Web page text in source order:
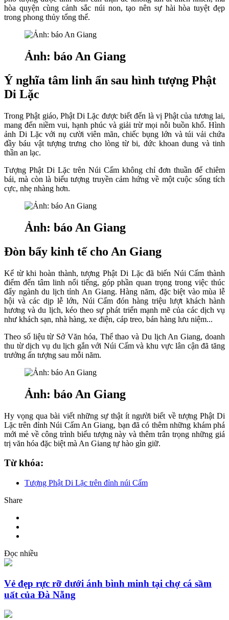
hòa quyện cùng cảnh sắc núi non, tạo nên sự hài hòa tuyệt đẹp
trong phong thủy tổng thể.
Ảnh: báo An Giang
Ý nghĩa tâm linh ẩn sau hình tượng Phật
Di Lặc
Trong Phật giáo, Phật Di Lặc được biết đến là vị Phật của tương lai,
mang đến niềm vui, hạnh phúc và giải trừ mọi nỗi buồn khổ. Hình
ảnh Di Lặc với nụ cười viên mãn, chiếc bụng lớn và túi vải chứa
đầy báu vật tượng trưng cho lòng từ bi, đức khoan dung và tinh
thần an lạc.
Tượng Phật Di Lặc trên Núi Cấm không chỉ đơn thuần để chiêm
bái, mà còn là biểu tượng truyền cảm hứng về một cuộc sống tích
cực, nhẹ nhàng hơn.
Ảnh: báo An Giang
Đòn bẩy kinh tế cho An Giang
Kể từ khi hoàn thành, tượng Phật Di Lặc đã biến Núi Cấm thành
điểm đến tâm linh nổi tiếng, góp phần quan trọng trong việc thúc
đẩy ngành du lịch tỉnh An Giang. Hàng năm, đặc biệt vào mùa lễ
hội và các dịp lễ lớn, Núi Cấm đón hàng triệu lượt khách hành
hương và du lịch, kéo theo sự phát triển mạnh mẽ của các dịch vụ
như khách sạn, nhà hàng, xe điện, cáp treo, bán hàng lưu niệm...
Theo số liệu từ Sở Văn hóa, Thể thao và Du lịch An Giang, doanh
thu từ dịch vụ du lịch gắn với Núi Cấm và khu vực lân cận đã tăng
trưởng ấn tượng sau mỗi năm.
Ảnh: báo An Giang
Hy vọng qua bài viết những sự thật ít người biết về tượng Phật Di
Lặc trên đỉnh Núi Cấm An Giang, bạn đã có thêm những khám phá
mới mẻ về công trình biểu tượng này và thêm trân trọng những giá
trị văn hóa đặc biệt mà An Giang tự hào gìn giữ.
Từ khóa:
Tượng Phật Di Lặc trên đỉnh núi Cấm
Share
Đọc nhiều
Vẻ đẹp rực rỡ dưới ánh bình minh tại chợ cá sầm
uất của Đà Nẵng